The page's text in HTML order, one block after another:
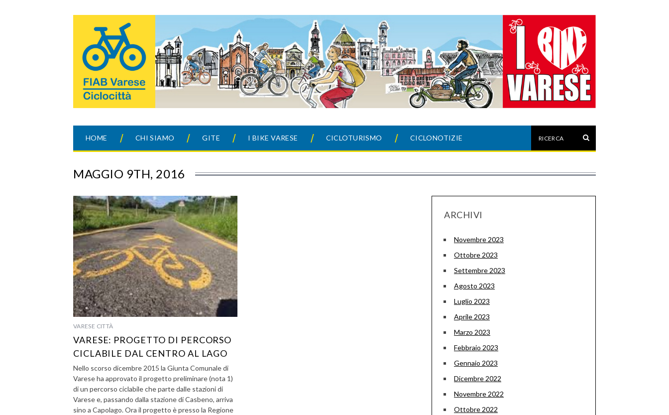
HOME CHI SIAMO GITE I BIKE VARESE CICLOTURISMO CICLONOTIZIE
MAGGIO 9TH, 2016
VARESE CITTÀ
VARESE: PROGETTO DI PERCORSO
CICLABILE DAL CENTRO AL LAGO
Nello scorso dicembre 2015 la Giunta Comunale di
Varese ha approvato il progetto preliminare (nota 1)
di un percorso ciclabile che parte dalle stazioni di
Varese e, passando dalla stazione di Casbeno, arriva
sino a Capolago. Ora il progetto è presso la Regione
ARCHIVI
Novembre 2023
Ottobre 2023
Settembre 2023
Agosto 2023
Luglio 2023
Aprile 2023
Marzo 2023
Febbraio 2023
Gennaio 2023
Dicembre 2022
Novembre 2022
Ottobre 2022